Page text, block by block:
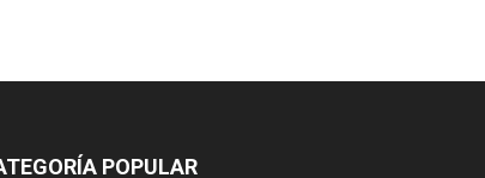
POPULAR